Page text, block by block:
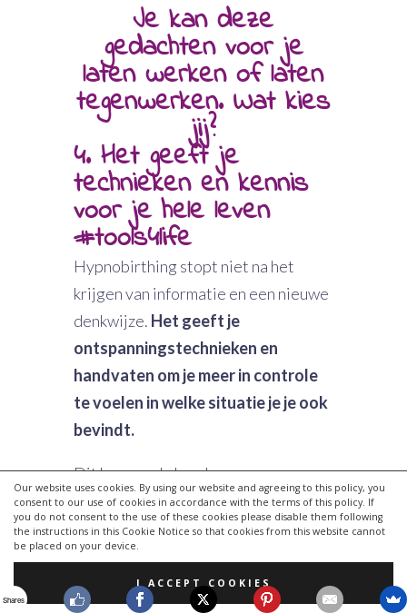
Our website uses cookies. By using our website and agreeing to this policy, you
consent to our use of cookies in accordance with the terms of this policy. If
you do not consent to the use of these cookies please disable them following
the instructions in this Cookie Notice so that cookies from this website cannot
be placed on your device.
I ACCEPT COOKIES
Je kan deze
gedachten voor je
laten werken of laten
tegenwerken. Wat kies
jij?
4. Het geeft je
technieken en kennis
voor je hele leven
#tools4life
Hypnobirthing stopt niet na het
krijgen van informatie en een nieuwe
denkwijze. Het geeft je
ontspanningstechnieken en
handvaten om je meer in controle
te voelen in welke situatie je je ook
bevindt.
Dit kan aan de hand van een
ademhalingstechniek, een
visualisatie , herhalen van een
afffirmatie
ontspanningstechniek .
Shares